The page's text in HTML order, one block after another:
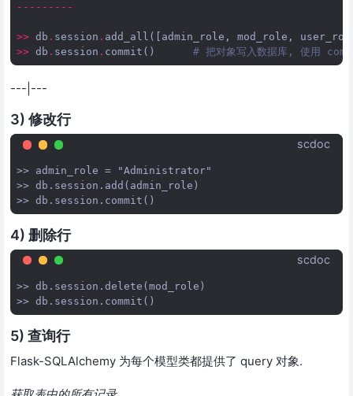
---------
>> db . session . add_all ([ admin_role , mod_role ,
>> db . session . commit () # 把对象写入数据库, 使用
---|---
3) 修改行
scdoc
>> admin_role = "Administrator"
>> db.session.add(admin_role)
4) 删除行
scdoc
>> db.session.delete(mod_role)
5) 查询行
Flask-SQLAlchemy 为每个模型类都提供了 query 对象.